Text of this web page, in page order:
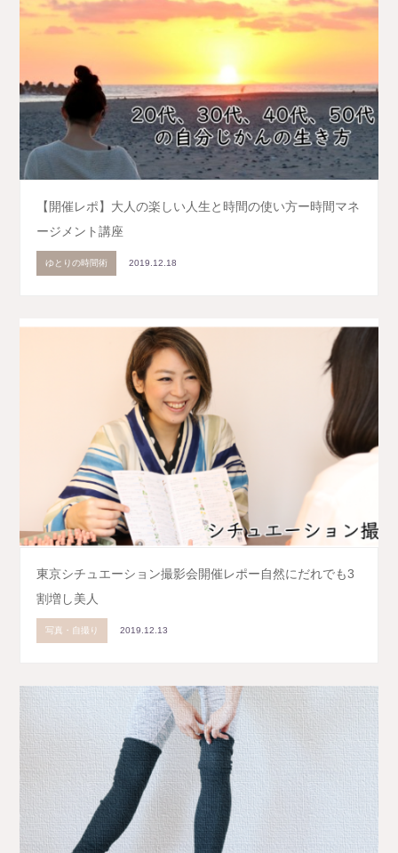
【開催レポ】大人の楽しい人生と時間の使い方ー時間マネ
ージメント講座
ゆとりの時間術 2019.12.18
東京シチュエーション撮影会開催レポー自然にだれでも3
割増し美人
写真・自撮り 2019.12.13